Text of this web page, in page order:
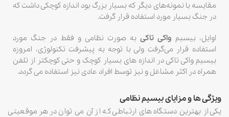
مقایسه با نمونه‌های دیگر که بسیار بزرگ بود اندازه کوچکی داشت که
در جنگ بسیار مورد استفاده قرار گرفت.
اوایل، بیسیم واکی تاکیبه صورت نظامی و فقط در جنگ مورد
استفاده قرار می‌گرفت ولی با توجه به پیشرفت تکنولوژی، امروزه
بیسیم واکی تاکی در اندازه های بسیار کوچک و حتی کوچکتر از تلفن
همراه در اکثر مشاغل و نیز توسط افراد عادی نیز استفاده می گردد.
ویژگی ها و مزایای بیسیم نظامی
یکی از بهترین دستگاه های ارتباطی که از آن می توان در هر موقعیتی